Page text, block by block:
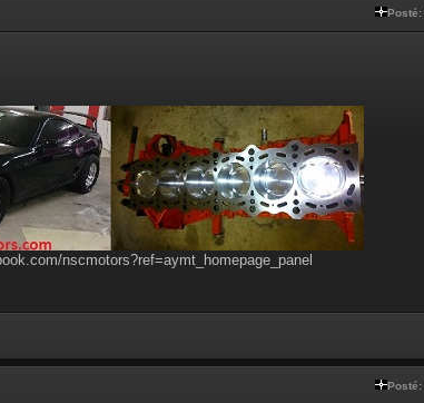
Posté:
nscmotors?ref=aymt_homepage_panel
Posté: